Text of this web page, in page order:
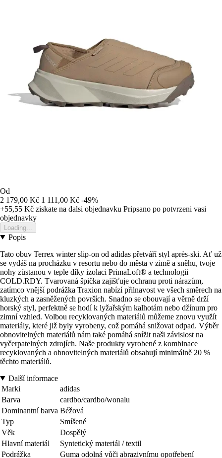
Od
2 179,00 Kč 1 111,00 Kč -49%
+55,55 Kč ziskate na dalsi objednavku Pripsano po potvrzeni vasi
objednavky
Loading...
Popis
Tato obuv Terrex winter slip-on od adidas přetváří styl après-ski. Ať už
se vydáš na procházku v resortu nebo do města v zimě a sněhu, tvoje
nohy zůstanou v teple díky izolaci PrimaLoft® a technologii
COLD.RDY. Tvarovaná špička zajišťuje ochranu proti nárazům,
zatímco vnější podrážka Traxion nabízí přilnavost ve všech směrech na
kluzkých a zasněžených površích. Snadno se obouvají a věrně drží
horský styl, perfektně se hodí k lyžařským kalhotám nebo džínum pro
zimní vzhled. Volbou recyklovaných materiálů můžeme znovu využít
materiály, které již byly vyrobeny, což pomáhá snižovat odpad. Výběr
obnovitelných materiálů nám také pomáhá snížit naši závislost na
vyčerpatelných zdrojích. Naše produkty vyrobené z kombinace
recyklovaných a obnovitelných materiálů obsahují minimálně 20 %
těchto materiálů.
Další informace
Marki
adidas
Barva
cardbo/cardbo/wonalu
Dominantní barva Béžová
Typ
Smíšené
Věk
Dospělý
Hlavní materiál
Syntetický materiál / textil
Podrážka
Guma odolná vůči abrazivnímu opotřebení